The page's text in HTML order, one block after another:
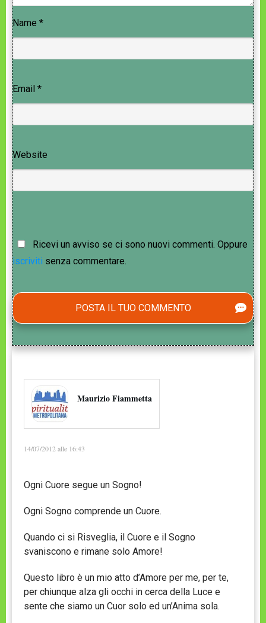
Name *
Email *
Website
Ricevi un avviso se ci sono nuovi commenti. Oppure
iscriviti senza commentare.
POSTA IL TUO COMMENTO
Maurizio Fiammetta
14/07/2012 alle 16:43
Ogni Cuore segue un Sogno!
Ogni Sogno comprende un Cuore.
Quando ci si Risveglia, il Cuore e il Sogno
svaniscono e rimane solo Amore!
Questo libro è un mio atto d’Amore per me, per te,
per chiunque alza gli occhi in cerca della Luce e
sente che siamo un Cuor solo ed un’Anima sola.